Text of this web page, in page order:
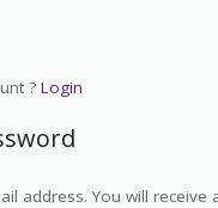
? Login
address. You will receive